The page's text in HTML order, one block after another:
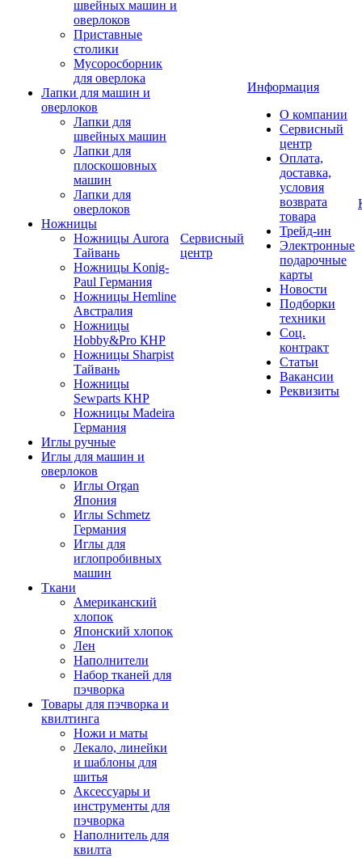
швейных машин и
оверлоков
Приставные
столики
Мусоросборник
для оверлока
Лапки для машин и
оверлоков
Лапки для
швейных машин
Лапки для
плоскошовных
машин
Лапки для
оверлоков
Ножницы
Ножницы Aurora
Тайвань
Ножницы Konig-
Paul Германия
Ножницы Hemline
Австралия
Ножницы
Hobby&Pro КНР
Ножницы Sharpist
Тайвань
Ножницы
Sewparts КНР
Ножницы Madeira
Германия
Иглы ручные
Иглы для машин и
оверлоков
Иглы Organ
Япония
Иглы Schmetz
Германия
Иглы для
иглопробивных
машин
Ткани
Американский
хлопок
Японский хлопок
Лен
Наполнители
Набор тканей для
пэчворка
Товары для пэчворка и
квилтинга
Ножи и маты
Лекало, линейки
и шаблоны для
шитья
Аксессуары и
инструменты для
пэчворка
Наполнитель для
квилта
Сервисный
центр
Информация
О компании
Сервисный
центр
Оплата,
доставка,
условия
возврата
товара
Трейд-ин
Электронные
подарочные
карты
Новости
Подборки
техники
Соц.
контракт
Статьи
Вакансии
Реквизиты